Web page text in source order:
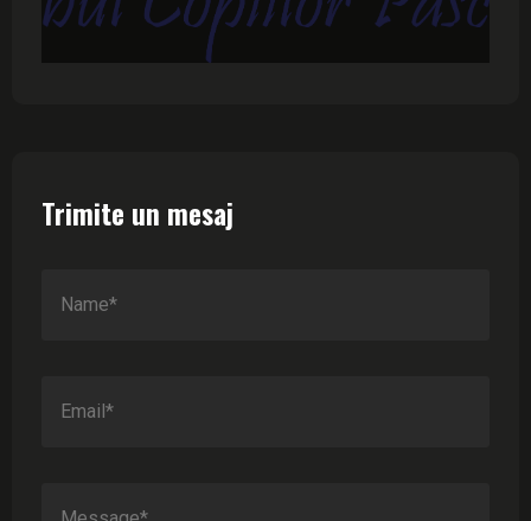
Trimite un mesaj